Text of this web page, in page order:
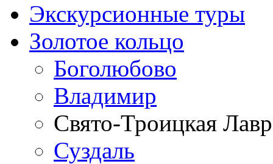
Экскурсионные туры
Золотое кольцо
Боголюбово
Владимир
Свято-Троицкая
Суздаль